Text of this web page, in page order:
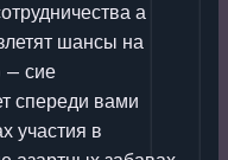
а
шансы на
— сие
спереди вами
участия в